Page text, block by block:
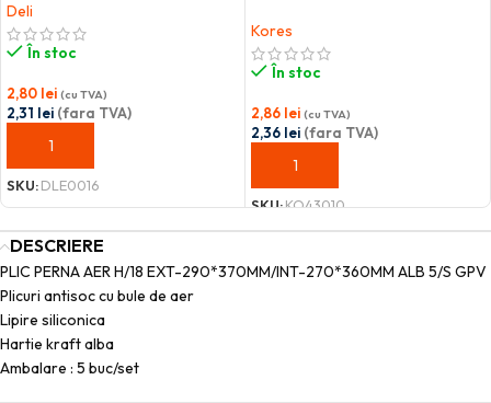
Deli
În stoc
2,80 lei (cu TVA)
2,31 lei (fara TVA)
ADAUGĂ ÎN COȘ
SKU:DLE0016
Kores
În stoc
2,86 lei (cu TVA)
2,36 lei (fara TVA)
ADAUGĂ ÎN COȘ
SKU:KO43010
DESCRIERE
PLIC PERNA AER H/18 EXT-290*370MM/INT-270*360MM ALB 5/S GPV
Plicuri antisoc cu bule de aer
Lipire siliconica
Hartie kraft alba
Ambalare : 5 buc/set